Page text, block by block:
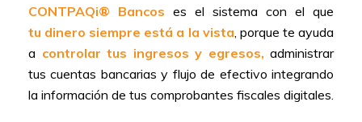
CONTPAQi® Bancos es el sistema con el que
tu dinero siempre está a la vista, porque te ayuda
a controlar tus ingresos y egresos, administrar
tus cuentas bancarias y flujo de efectivo integrando
la información de tus comprobantes fiscales digitales.